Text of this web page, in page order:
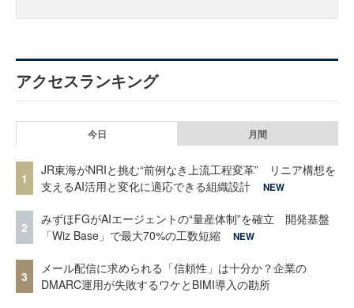
アクセスランキング
今日 月間
1
JR東海がNRIと挑む“前例なき上流工程変革” リニア構想を
支えるAI活用と変化に適応できる組織設計
NEW
2
みずほFGがAIエージェントの“量産体制”を確立 開発基盤
「Wiz Base」で最大70%の工数短縮
NEW
3
メール配信に求められる「信頼性」は十分か？企業の
DMARC運用が失敗するワケとBIMI導入の勘所